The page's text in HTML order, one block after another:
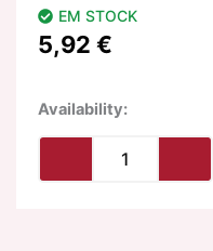
EM STOCK
5,92 €
Availability:Quantidade
INTT
LUBRICANTS